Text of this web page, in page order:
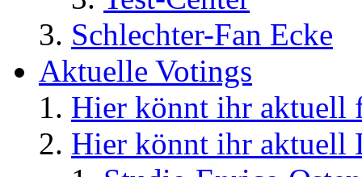
Schlechter-Fan Ecke
Aktuelle Votings
Hier könnt ihr aktuell
Hier könnt ihr aktuell